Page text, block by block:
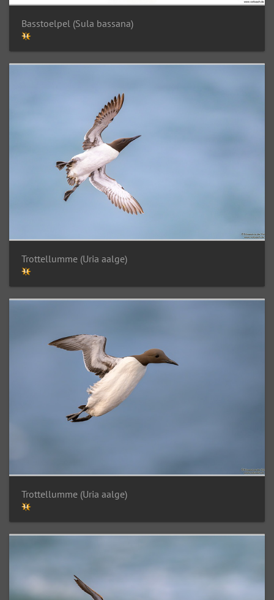
Basstoelpel (Sula bassana)
Trottellumme (Uria aalge)
Trottellumme (Uria aalge)